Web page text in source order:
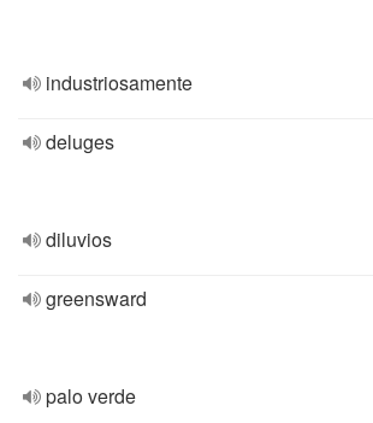
industriosamente
deluges
diluvios
greensward
palo verde